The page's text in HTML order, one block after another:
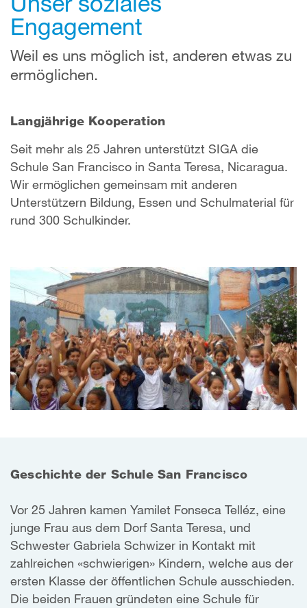
Engagement
Weil es uns möglich ist, anderen etwas zu
ermöglichen.
Langjährige Kooperation
Seit mehr als 25 Jahren unterstützt SIGA die
Schule San Francisco in Santa Teresa, Nicaragua.
Wir ermöglichen gemeinsam mit anderen
Unterstützern Bildung, Essen und Schulmaterial für
rund 300 Schulkinder.
Geschichte der Schule San Francisco
Vor 25 Jahren kamen Yamilet Fonseca Telléz, eine
junge Frau aus dem Dorf Santa Teresa, und
Schwester Gabriela Schwizer in Kontakt mit
zahlreichen «schwierigen» Kindern, welche aus der
ersten Klasse der öffentlichen Schule ausschieden.
Die beiden Frauen gründeten eine Schule für